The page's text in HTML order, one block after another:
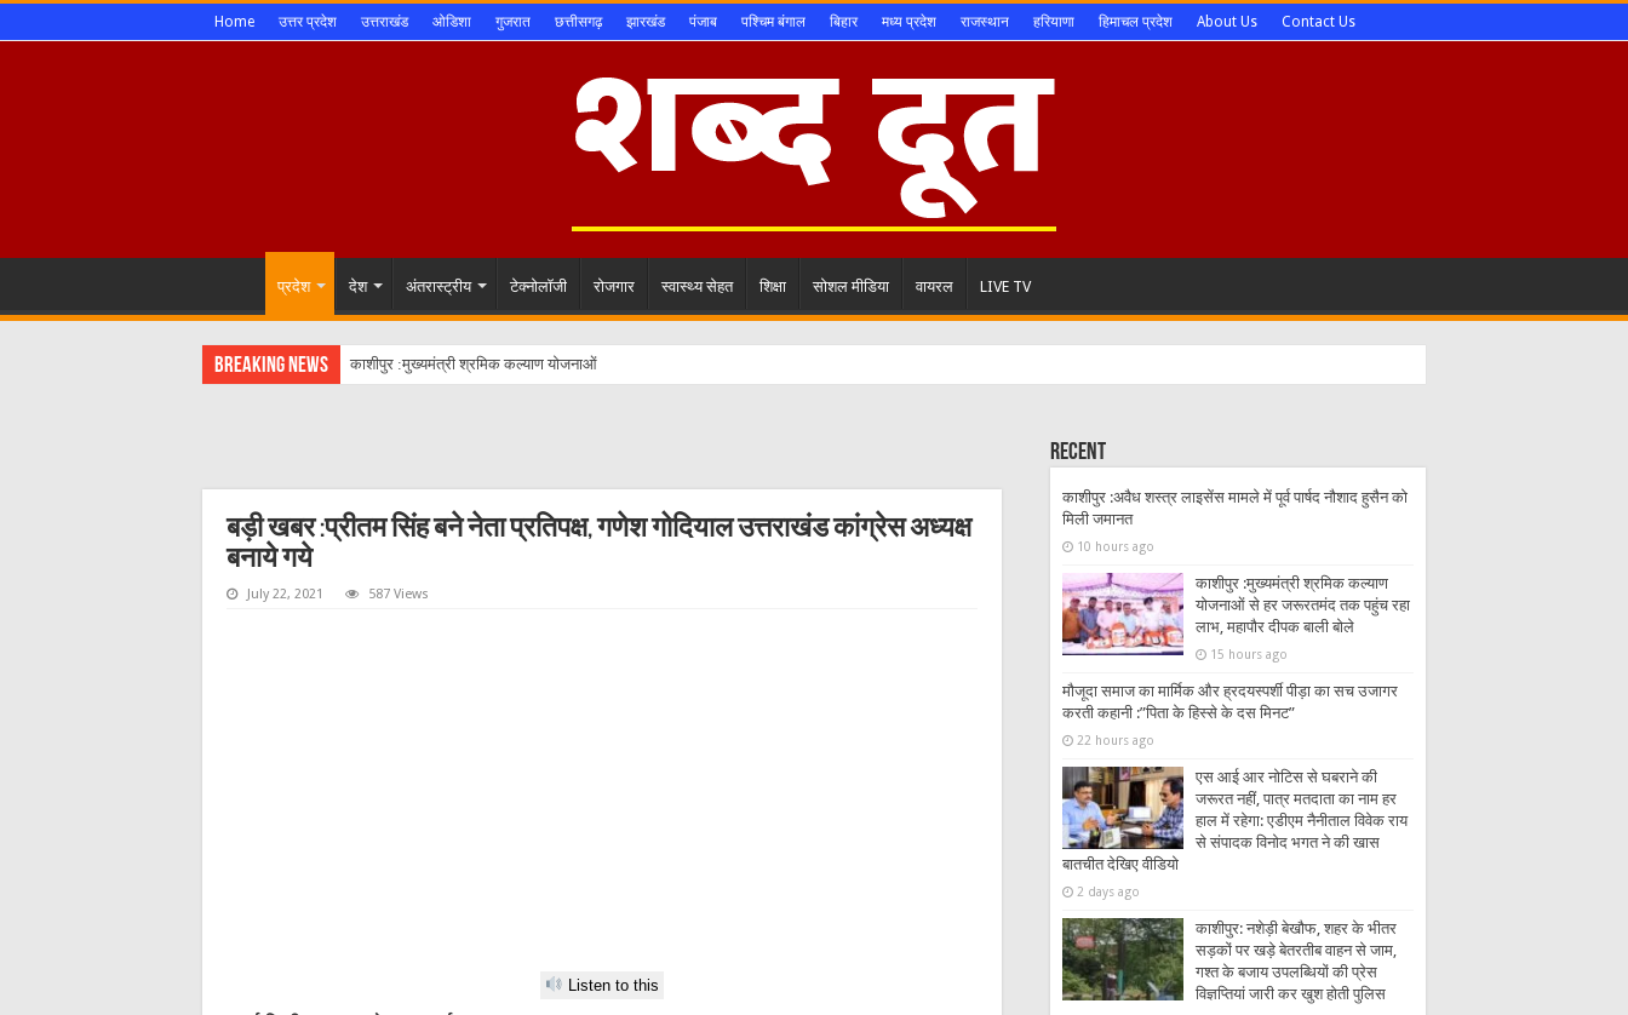
Home उत्तर प्रदेश उत्तराखंड ओडिशा गुजरात छत्तीसगढ़ झारखंड पंजाब पश्चिम बंगाल बिहार मध्य प्रदेश राजस्थान हरियाणा हिमाचल प्रदेश About Us Contact Us
प्रदेश देश अंतरास्ट्रीय टेक्नोलॉजी रोजगार स्वास्थ्य सेहत शिक्षा सोशल मीडिया वायरल LIVE TV
Breaking News काशीपुर :मुख्यमंत्री श्रमिक कल्याण योजनाओं से हर जरूर
बड़ी खबर :प्रीतम सिंह बने नेता प्रतिपक्ष, गणेश गोदियाल उत्तराखंड कांग्रेस अध्यक्ष
बनाये गये
July 22, 2021 587 Views
Listen to this
Recent
काशीपुर :अवैध शस्त्र लाइसेंस मामले में पूर्व पार्षद नौशाद हुसैन को
मिली जमानत
10 hours ago
काशीपुर :मुख्यमंत्री श्रमिक कल्याण
योजनाओं से हर जरूरतमंद तक पहुंच रहा
लाभ, महापौर दीपक बाली बोले
15 hours ago
मौजूदा समाज का मार्मिक और ह्रदयस्पर्शी पीड़ा का सच उजागर
करती कहानी :”पिता के हिस्से के दस मिनट”
22 hours ago
एस आई आर नोटिस से घबराने की
जरूरत नहीं, पात्र मतदाता का नाम हर
हाल में रहेगा: एडीएम नैनीताल विवेक राय
से संपादक विनोद भगत ने की खास
बातचीत देखिए वीडियो
2 days ago
काशीपुर: नशेड़ी बेखौफ, शहर के भीतर
सड़कों पर खड़े बेतरतीब वाहन से जाम,
गश्त के बजाय उपलब्धियों की प्रेस
विज्ञप्तियां जारी कर खुश होती पुलिस